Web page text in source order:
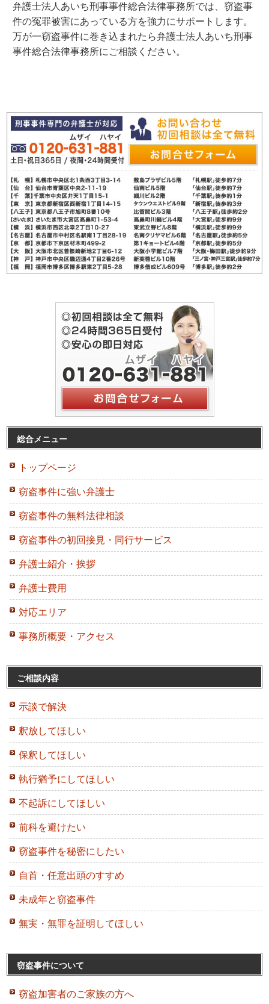
弁護士法人あいち刑事事件総合法律事務所では、窃盗事
件の冤罪被害にあっている方を強力にサポートします。
万が一窃盗事件に巻き込まれたら弁護士法人あいち刑事
事件総合法律事務所にご相談ください。
総合メニュー
トップページ
窃盗事件に強い弁護士
窃盗事件の無料法律相談
窃盗事件の初回接見・同行サービス
弁護士紹介・挨拶
弁護士費用
対応エリア
事務所概要・アクセス
ご相談内容
示談で解決
釈放してほしい
保釈してほしい
執行猶予にしてほしい
不起訴にしてほしい
前科を避けたい
窃盗事件を秘密にしたい
自首・任意出頭のすすめ
未成年と窃盗事件
無実・無罪を証明してほしい
窃盗事件について
窃盗加害者のご家族の方へ